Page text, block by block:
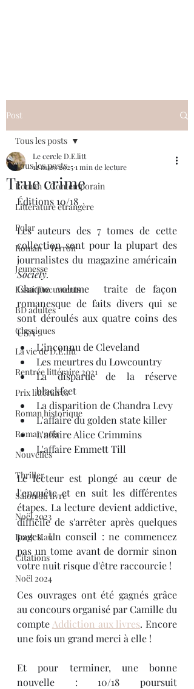
Post
Tous les posts
Roman - Contemporain
Littérature étrangère
Polar
Roman - Terroir
Jeunesse
Essai/Documents
BD adultes
Classiques
La vie de D.E.litt
Rentrée littéraire 2021
Prix littéraires
Roman historique
Roman noir
Nouvelles
Thriller
Salon du livre
Noël 2023
Book Haul
Citations
Noël 2024
Tous les posts
True crime
Le cercle D.E.litt
12 mars 20251 min de lecture
Éditions 10/18
Les auteurs des 7 tomes de cette
collection sont pour la plupart des
Society.
Chaque volume  traite de façon
romanesque de faits divers qui se
sont déroulés aux quatre coins des
USA :
L'inconnu de Cleveland
Les meurtres du Lowcountry
La disparue de la réserve
blackfeet
La disparition de Chandra Levy
L'affaire du golden state killer
L'affaire Alice Crimmins
L'affaire Emmett Till
Le lecteur est plongé au cœur de
l'enquête et en suit les différentes
étapes. La lecture devient addictive,
difficile de s'arrêter après quelques
pages. Un conseil : ne commencez
pas un tome avant de dormir sinon
votre nuit risque d'être raccourcie !
Ces ouvrages ont été gagnés grâce
au concours organisé par Camille du
compte Addiction aux livres. Encore
une fois un grand merci à elle !
Et pour terminer, une bonne
nouvelle : 10/18 poursuit